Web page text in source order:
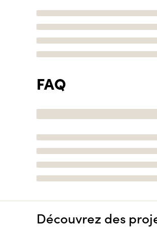
FAQ
Découvrez des